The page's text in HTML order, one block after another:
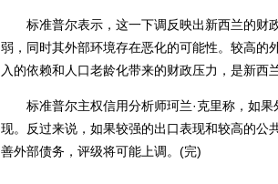
标准普尔表示，这一下调反映出新西兰的财
弱，同时其外部环境存在恶化的可能性。较高的
入的依赖和人口老龄化带来的财政压力，是新西
标准普尔主权信用分析师珂兰·克里称，如果
现。反过来说，如果较强的出口表现和较高的公
善外部债务，评级将可能上调。(完)